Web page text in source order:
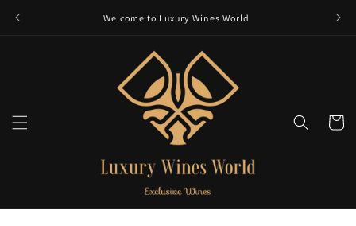
Welcome to Luxury Wines World
Panier